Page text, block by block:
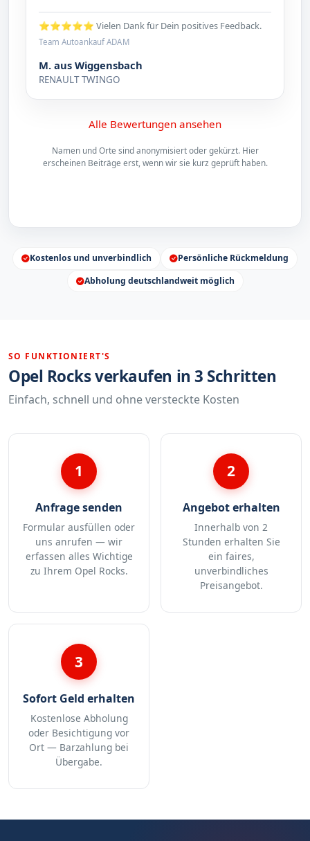
⭐⭐⭐⭐⭐ Vielen Dank für Dein positives Feedback.
Team Autoankauf ADAM
M. aus Wiggensbach
RENAULT TWINGO
Alle Bewertungen ansehen
Namen und Orte sind anonymisiert oder gekürzt. Hier
erscheinen Beiträge erst, wenn wir sie kurz geprüft haben.
Kostenlos und unverbindlich
Persönliche Rückmeldung
Abholung deutschlandweit möglich
SO FUNKTIONIERT'S
Opel Rocks verkaufen in 3 Schritten
Einfach, schnell und ohne versteckte Kosten
1
Anfrage senden
Formular ausfüllen oder
uns anrufen — wir
erfassen alles Wichtige
zu Ihrem Opel Rocks.
2
Angebot erhalten
Innerhalb von 2
Stunden erhalten Sie
ein faires,
unverbindliches
Preisangebot.
3
Sofort Geld erhalten
Kostenlose Abholung
oder Besichtigung vor
Ort — Barzahlung bei
Übergabe.